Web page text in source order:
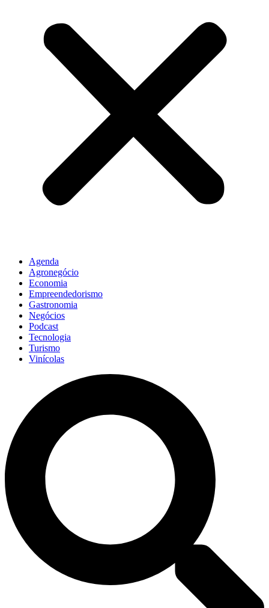
Agenda
Agronegócio
Economia
Empreendedorismo
Gastronomia
Negócios
Podcast
Tecnologia
Turismo
Vinícolas